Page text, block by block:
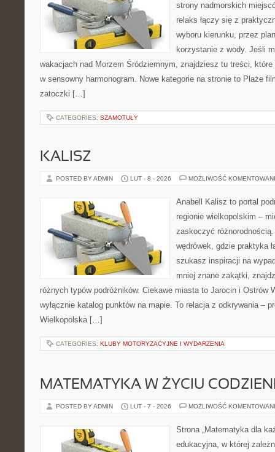
strony nadmorskich
relaks łączy się z
wyboru kierunku, przez
korzystanie z wody. Jeśli
wakacjach nad Morzem Śródziemnym, znajdziesz tu treści, które
w sensowny harmonogram. Nowe kategorie na stronie to Plaże
zatoczki […]
CATEGORIES: SZAMOTUŁY
KALISZ
POSTED BY ADMIN LUT - 8 - 2026 MOŻLIWOŚĆ
Anabell Kalisz to portal
regionie wielkopolskim –
zaskoczyć
wędrówek, gdzie praktyka
szukasz inspiracji na
mniej znane zakątki,
różnych typów podróżników. Ciekawe miasta to Jarocin i Ostrów
wyłącznie katalog punktów na mapie. To relacja z odkrywania –
Wielkopolska […]
CATEGORIES: KLUBY MOTORYZACYJNE I WYDARZENIA
MATEMATYKA W ŻYCIU
POSTED BY ADMIN LUT - 7 - 2026 MOŻLIWOŚĆ
Strona „Matematyka dla
edukacyjna, w której